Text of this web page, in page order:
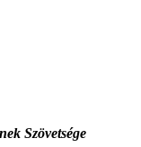
Szövetsége